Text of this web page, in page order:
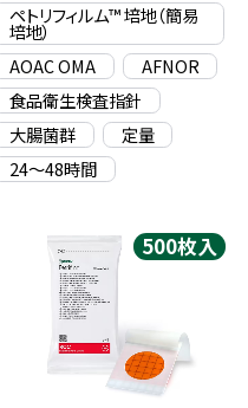
ペトリフィルム™ 培地（簡易
培地）
AOAC OMA
AFNOR
食品衛生検査指針
大腸菌群
定量
24〜48時間
500枚入